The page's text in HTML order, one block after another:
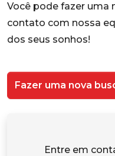
Você pode fazer uma
contato com nossa
dos seus sonhos!
Fazer uma nova
Entre em